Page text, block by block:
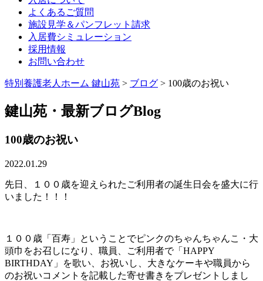
よくあるご質問
施設見学＆パンフレット請求
入居費シミュレーション
採用情報
お問い合わせ
特別養護老人ホーム 鍵山苑 > ブログ > 100歳のお祝い
鍵山苑・最新ブログBlog
100歳のお祝い
2022.01.29
先日、１００歳を迎えられたご利用者の誕生日会を盛大に行
いました！！！
１００歳「百寿」ということでピンクのちゃんちゃんこ・大
頭巾をお召しになり、職員、ご利用者で「HAPPY
BIRTHDAY」を歌い、お祝いし、大きなケーキや職員から
のお祝いコメントを記載した寄せ書きをプレゼントしまし